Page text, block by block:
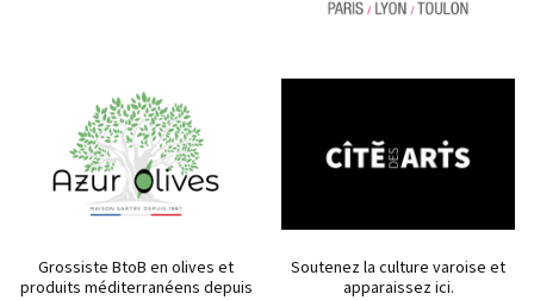
Grossiste BtoB en olives et
produits méditerranéens depuis
Soutenez la culture varoise et
apparaissez ici.